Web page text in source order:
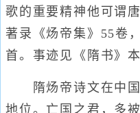
歌的重要精神他可谓
著录《炀帝集》55卷
首。事迹见《隋书》本
隋炀帝诗文在中国
地位。亡国之君，多